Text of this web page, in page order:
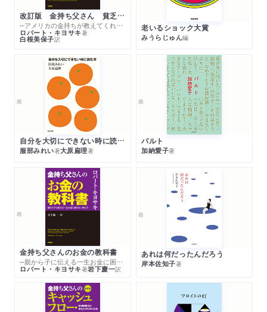
7日め ジェンダー
名言コラム10 スティーブ・ジョブズ「ハングリーであれ、愚
か者であれ」
五十音キーワードさくいん
改訂版 金持ち父さん 貧乏父さん
─アメリカの金持ちが教えてくれるお金の哲学
ロバート・キヨサキ著
白根美保子訳
老いるショック大賞
みうらじゅん編
自分を大切にできない時に読む本
服部みれい著大原扁理著
パルト
加納愛子著
金持ち父さんのお金の教科書
─親から子に伝える一生お金に困らない考え方
ロバート・キヨサキ著岩下慶一訳
あれは何だったんだろう
岸本佐知子著